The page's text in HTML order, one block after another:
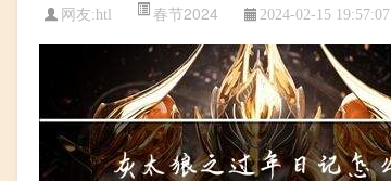
网友:htl 春节2024 2024-02-15 19:57:07